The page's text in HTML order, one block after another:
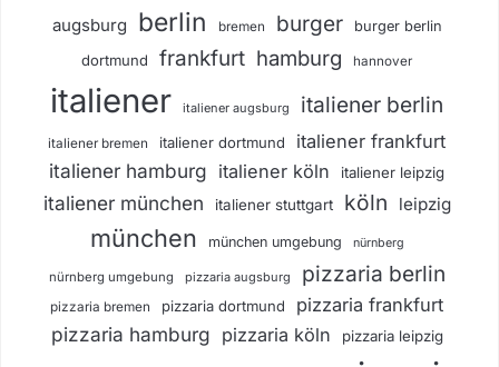
augsburg berlin bremen burger burger berlin
dortmund frankfurt hamburg hannover
italiener italiener augsburg italiener berlin
italiener bremen italiener dortmund italiener frankfurt
italiener hamburg italiener köln italiener leipzig
italiener münchen italiener stuttgart köln leipzig
münchen münchen umgebung nürnberg
nürnberg umgebung pizzaria augsburg pizzaria berlin
pizzaria bremen pizzaria dortmund pizzaria frankfurt
pizzaria hamburg pizzaria köln pizzaria leipzig